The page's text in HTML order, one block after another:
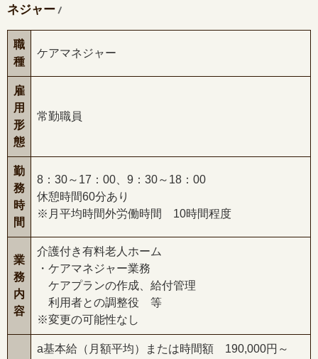
ネジャー/
職
種
ケアマネジャー
雇
用
形
態
常勤職員
勤
務
時
間
8：30～17：00、9：30～18：00
休憩時間60分あり
※月平均時間外労働時間 10時間程度
業
務
内
容
介護付き有料老人ホーム
・ケアマネジャー業務
ケアプランの作成、給付管理
利用者との調整役 等
※変更の可能性なし
a基本給（月額平均）または時間額 190,000円～